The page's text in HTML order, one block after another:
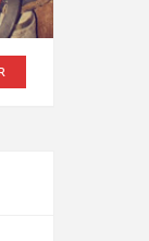
à la Vallée de
a débuté en
des